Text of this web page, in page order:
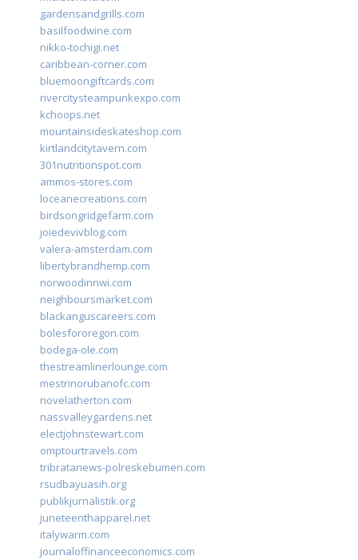
gardensandgrills.com
basilfoodwine.com
nikko-tochigi.net
caribbean-corner.com
bluemoongiftcards.com
rivercitysteampunkexpo.com
kchoops.net
mountainsideskateshop.com
kirtlandcitytavern.com
301nutritionspot.com
ammos-stores.com
loceanecreations.com
birdsongridgefarm.com
joiedevivblog.com
valera-amsterdam.com
libertybrandhemp.com
norwoodinnwi.com
neighboursmarket.com
blackanguscareers.com
bolesfororegon.com
bodega-ole.com
thestreamlinerlounge.com
mestrinorubanofc.com
novelatherton.com
nassvalleygardens.net
electjohnstewart.com
omptourtravels.com
tribratanews-polreskebumen.com
rsudbayuasih.org
publikjurnalistik.org
juneteenthapparel.net
italywarm.com
journaloffinanceeconomics.com